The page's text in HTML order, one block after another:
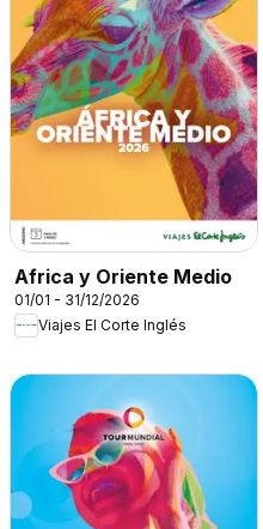
Africa y Oriente Medio
01/01 - 31/12/2026
Viajes El Corte Inglés